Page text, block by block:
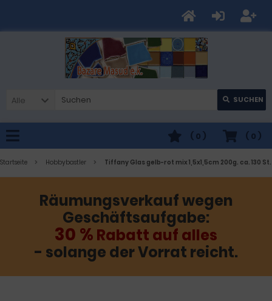
Alle SUCHEN
( 0 )
( 0 )
Startseite Hobbybastler Tiffany Glas gelb-rot mix 1,5x1,5cm 200g. ca. 130 St.
Räumungsverkauf wegen
Geschäftsaufgabe:
30 % Rabatt auf alles
- solange der Vorrat reicht.